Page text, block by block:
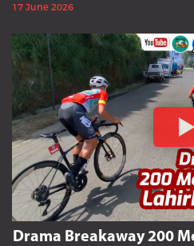
17 June 2026
Drama Breakaway 200